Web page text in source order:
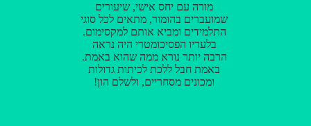
מורה עם יחס אישי, שיעורים
שמועברים בהומור, מתאים לכל סוגי
התלמידים ומביא אותם למקסימום.
בלעדיו הפסיכומטרי היה נראה
הרבה יותר נורא ממה שהוא באמת.
באמת חבל ללכת לכיתות גדולות
ומכונים מסחריים, ולשלם הון!